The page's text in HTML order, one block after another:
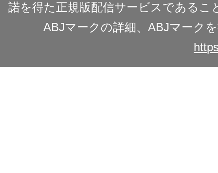
諾を得た正規版配信サービスであるこ
ABJマークの詳細、ABJマーク